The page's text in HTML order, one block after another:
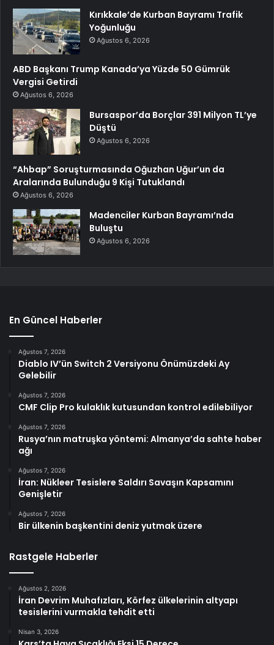
Kırıkkale’de Kurban Bayramı Trafik
Yoğunluğu
Ağustos 6, 2026
ABD Başkanı Trump Kanada’ya Yüzde 50 Gümrük
Vergisi Getirdi
Ağustos 6, 2026
Bursaspor’da Borçlar 391 Milyon TL’ye
Düştü
Ağustos 6, 2026
“Ahbap” Soruşturmasında Oğuzhan Uğur’un da
Aralarında Bulunduğu 9 Kişi Tutuklandı
Ağustos 6, 2026
Madenciler Kurban Bayramı’nda
Buluştu
Ağustos 6, 2026
En Güncel Haberler
Ağustos 7, 2026
Diablo IV’ün Switch 2 Versiyonu Önümüzdeki Ay
Gelebilir
Ağustos 7, 2026
CMF Clip Pro kulaklık kutusundan kontrol edilebiliyor
Ağustos 7, 2026
Rusya’nın matruşka yöntemi: Almanya’da sahte haber
ağı
Ağustos 7, 2026
İran: Nükleer Tesislere Saldırı Savaşın Kapsamını
Genişletir
Ağustos 7, 2026
Bir ülkenin başkentini deniz yutmak üzere
Rastgele Haberler
Ağustos 2, 2026
İran Devrim Muhafızları, Körfez ülkelerinin altyapı
tesislerini vurmakla tehdit etti
Nisan 3, 2026